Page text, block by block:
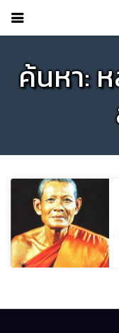
ค้นหา: